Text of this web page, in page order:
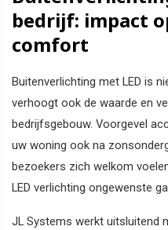
bedrijf: impact
comfort
Buitenverlichting met LED is
verhoogt ook de waarde en
bedrijfsgebouw. Voorgevel
uw woning ook na
bezoekers zich welkom
LED verlichting ongewenste
JL Systems werkt uitsluitend